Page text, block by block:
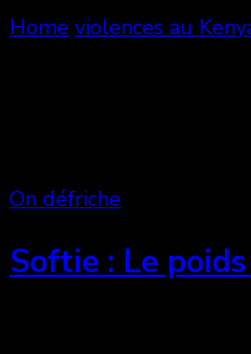
Home violences au
On défriche
Softie : Le